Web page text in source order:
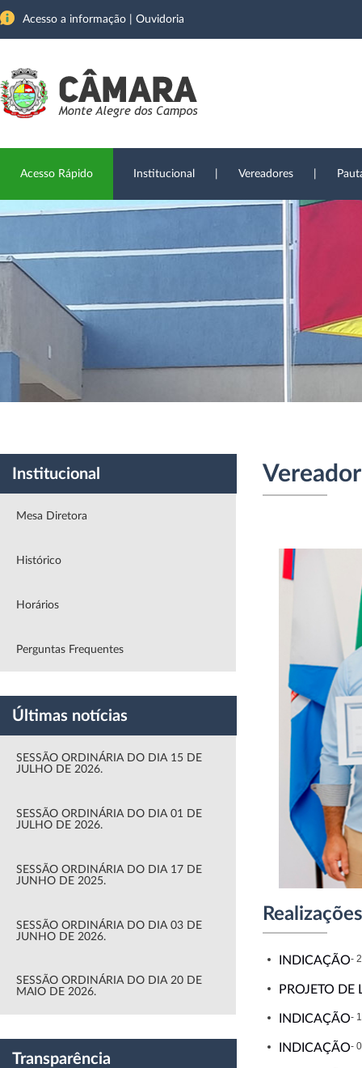
Acesso a informação Ouvidoria
Acesso Rápido Institucional Vereadores
Institucional
Mesa Diretora
Histórico
Horários
Perguntas Frequentes
Últimas notícias
SESSÃO ORDINÁRIA DO DIA 15 DE
JULHO DE 2026.
SESSÃO ORDINÁRIA DO DIA 01 DE
JULHO DE 2026.
SESSÃO ORDINÁRIA DO DIA 17 DE
JUNHO DE 2025.
SESSÃO ORDINÁRIA DO DIA 03 DE
JUNHO DE 2026.
SESSÃO ORDINÁRIA DO DIA 20 DE
MAIO DE 2026.
Transparência
INDICAÇÃO-
PROJETO
INDICAÇÃO-
INDICAÇÃO-